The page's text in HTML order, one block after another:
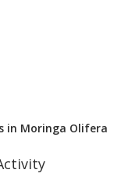
in Moringa Olifera